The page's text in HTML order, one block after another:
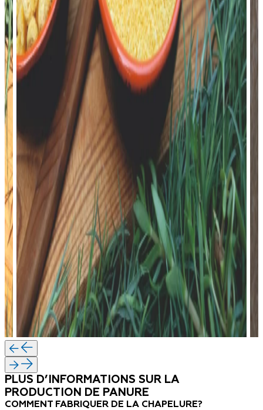
PLUS D’INFORMATIONS SUR LA
PRODUCTION DE PANURE
COMMENT FABRIQUER DE LA CHAPELURE?